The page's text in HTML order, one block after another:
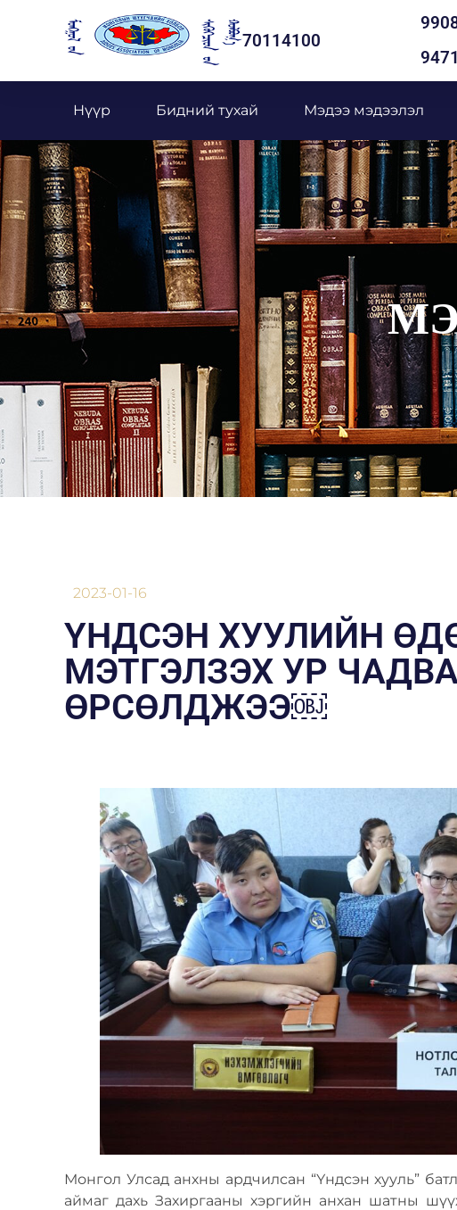
70114100
Нүүр Бидний тухай Мэдээ мэдээлэл
2023-01-16
ҮНДСЭН ХУУЛИЙН
МЭТГЭЛЗЭХ УР
ӨРСӨЛДЖЭЭ￼
Монгол Улсад анхны ардчилсан “Үндсэн хууль”
аймаг дахь Захиргааны хэргийн анхан шатны